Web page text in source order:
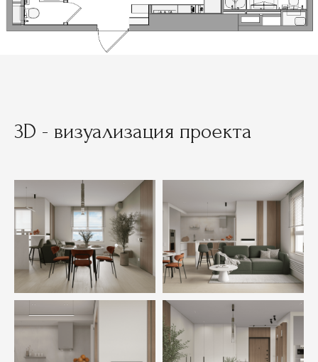
3D - визуализация проекта